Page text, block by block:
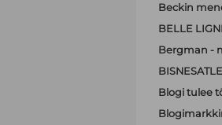
Beckin
BELLE
Bergman -
Blogi tulee